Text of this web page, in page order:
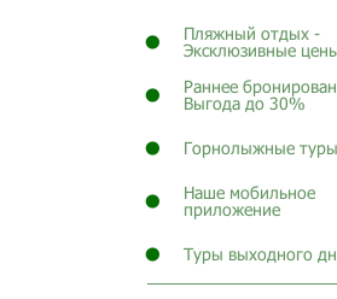
Пляжный отдых -
Эксклюзивные
Раннее
Выгода до 30%
Горнолыжные туры
Наше мобильное
приложение
Туры выходного